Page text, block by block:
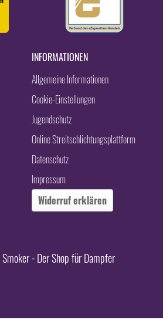
INFORMATIONEN
Allgemeine Informationen
Cookie-Einstellungen
Jugendschutz
Online Streitschlichtungsplattform
Datenschutz
Impressum
Widerruf erklären
- Der Shop für Dampfer